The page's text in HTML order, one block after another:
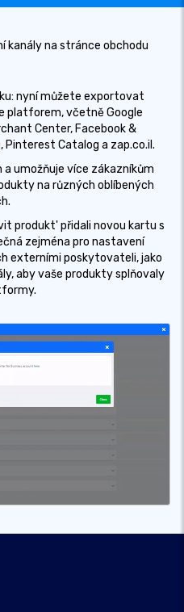
kanály na stránce obchodu
nyní můžete exportovat
platforem, včetně Google
Center, Facebook &
Pinterest Catalog a zap.co.il.
umožňuje více zákazníkům
na různých oblíbených
produkt' přidali novou kartu s
zejména pro nastavení
externími poskytovateli, jako
aby vaše produkty splňovaly